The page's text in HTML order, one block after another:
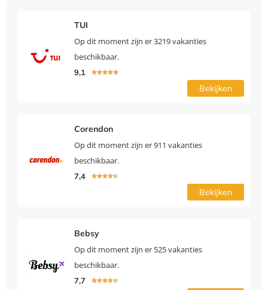
TUI
Op dit moment zijn er 3219 vakanties
beschikbaar.
9,1 
Bekijken
Corendon
Op dit moment zijn er 911 vakanties
beschikbaar.
7,4 
Bekijken
Bebsy
Op dit moment zijn er 525 vakanties
beschikbaar.
7,7 